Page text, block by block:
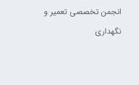
انجمن تخصصی تعمیر و
نگهداری